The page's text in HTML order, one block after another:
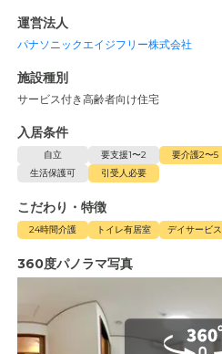
運営法人
パナソニックエイジフリー株式会社
施設種別
サービス付き高齢者向け住宅
入居条件
自立 要支援1〜2 要介護2〜5
生活保護可
引受人必要
こだわり・特徴
24時間介護 トイレ有居室 デイサービス
360度パノラマ写真